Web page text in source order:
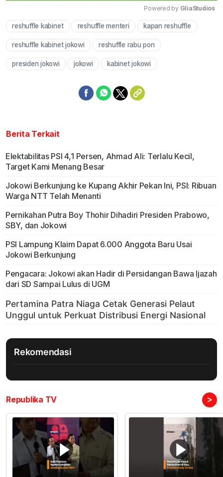
Mute
Powered by GliaStudios
reshuffle kabinet reshuffle menteri kapan reshuffle
reshuffle kabinet jokowi reshuffle rabu pon
presiden jokowi jokowi kabinet jokowi
Berita Terkait
Elektabilitas PSI 4,1 Persen, Ahmad Ali: Terlalu Kecil,
Target Kami Menang Besar
Jokowi Berkunjung ke Kupang Akhir Pekan Ini, PSI: Ribuan
Warga NTT Telah Menanti
Pernikahan Putra Boy Thohir Dihadiri Presiden Prabowo,
SBY, dan Jokowi
PSI Lampung Klaim Dapat 6.000 Anggota Baru Usai
Jokowi Berkunjung
Pengacara: Jokowi akan Hadir di Persidangan Bawa Ijazah
dari SD Sampai Lulus di UGM
Rekomendasi
Republika TV >